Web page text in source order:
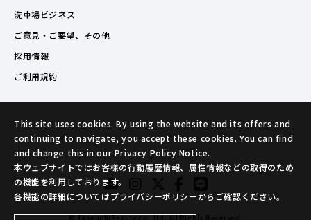
洗車場ビジネス
ご意見・ご要望、その他
採用情報
ご利用規約
© TakeuchiBeauty co.,ltd. All Rights Reserved.
This site uses cookies. By using the website and its offers and
continuing to navigate, you accept these cookies. You can find
and change this in our Privacy Policy Notice.
本ウェブサイトではお客様の行動履歴情報、属性情報などの取得のため
の機能を利用しております。
各機能の詳細についてはプライバシーポリシーからご確認ください。